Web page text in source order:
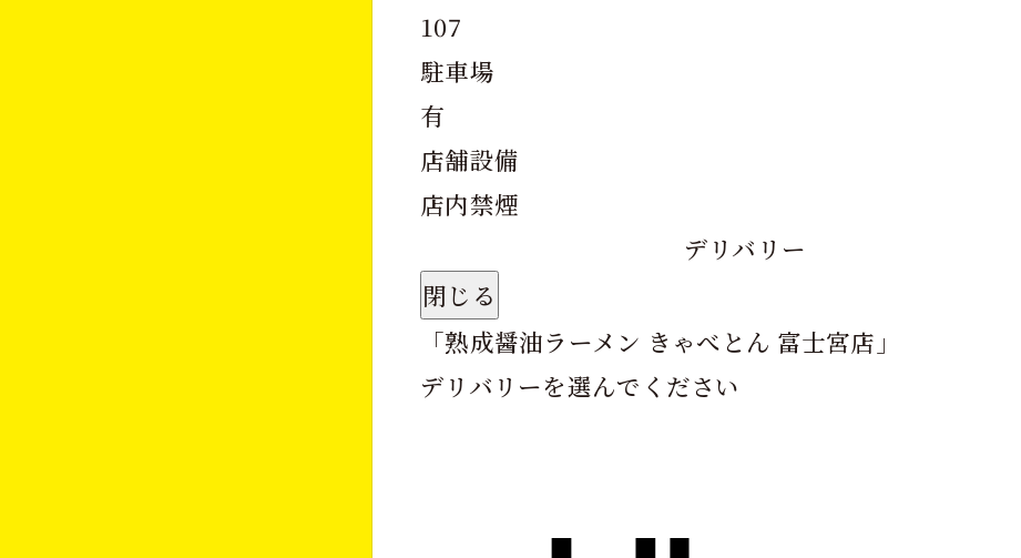
107
駐車場
有
店舗設備
店内禁煙
デリバリー
閉じる
「熟成醤油ラーメン きゃべとん 富士宮店 」
デリバリーを選んでください